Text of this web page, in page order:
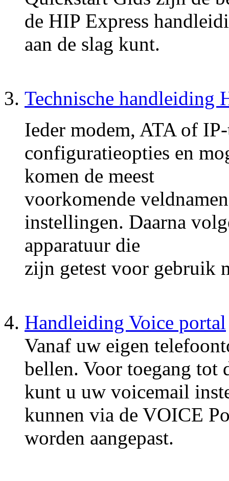
de HIP Express
aan de slag kunt.
Technische handleiding
Ieder modem, ATA of
configuratieopties en
komen de meest
voorkomende
instellingen. Daarna
apparatuur die
zijn getest voor gebruik
Handleiding Voice portal
Vanaf uw eigen
bellen. Voor toegang
kunt u uw voicemail
kunnen via de VOICE
worden aangepast.